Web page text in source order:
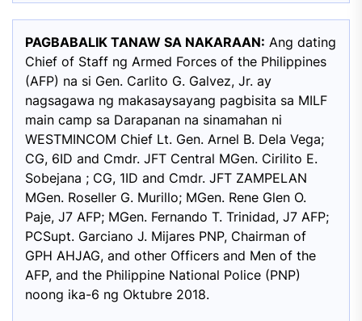
PAGBABALIK TANAW SA NAKARAAN: Ang dating
Chief of Staff ng Armed Forces of the Philippines
(AFP) na si Gen. Carlito G. Galvez, Jr. ay
nagsagawa ng makasaysayang pagbisita sa MILF
main camp sa Darapanan na sinamahan ni
WESTMINCOM Chief Lt. Gen. Arnel B. Dela Vega;
CG, 6ID and Cmdr. JFT Central MGen. Cirilito E.
Sobejana ; CG, 1ID and Cmdr. JFT ZAMPELAN
MGen. Roseller G. Murillo; MGen. Rene Glen O.
Paje, J7 AFP; MGen. Fernando T. Trinidad, J7 AFP;
PCSupt. Garciano J. Mijares PNP, Chairman of
GPH AHJAG, and other Officers and Men of the
AFP, and the Philippine National Police (PNP)
noong ika-6 ng Oktubre 2018.